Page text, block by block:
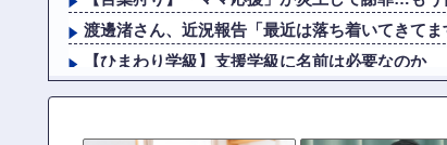
渡邊渚さん、近況報告「最近は落ち着いてきてま
【ひまわり学級】支援学級に名前は必要なのか
【悲報】ジャンプ、ついに98万部…全盛期653万